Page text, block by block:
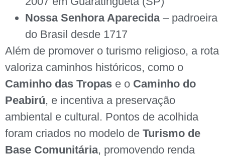
Nossa Senhora Aparecida– padroeira
do Brasil desde 1717
Além de promover o turismo religioso, a rota
valoriza caminhos históricos, como o
Caminho das Tropas e o Caminho do
Peabirú, e incentiva a preservação
ambiental e cultural. Pontos de acolhida
foram criados no modelo de Turismo de
Base Comunitária, promovendo renda